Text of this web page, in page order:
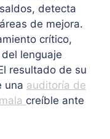
detecta
de mejora.
crítico,
lenguaje
resultado de su
una auditoría de
creíble ante